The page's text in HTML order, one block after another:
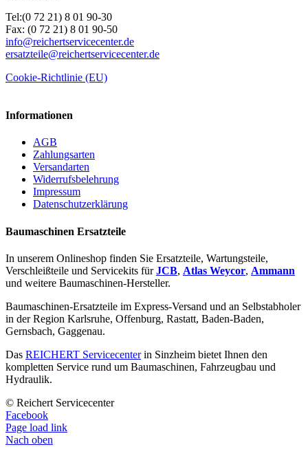
Tel:(0 72 21) 8 01 90-30
Fax: (0 72 21) 8 01 90-50
info@reichertservicecenter.de
ersatzteile@reichertservicecenter.de
Cookie-Richtlinie (EU)
Informationen
AGB
Zahlungsarten
Versandarten
Widerrufsbelehrung
Impressum
Datenschutzerklärung
Baumaschinen Ersatzteile
In unserem Onlineshop finden Sie Ersatzteile, Wartungsteile,
Verschleißteile und Servicekits fürJCB, Atlas Weycor, Ammann
und weitere Baumaschinen-Hersteller.
Baumaschinen-Ersatzteile im Express-Versand und an Selbstabholer
in der Region Karlsruhe, Offenburg, Rastatt, Baden-Baden,
Gernsbach, Gaggenau.
Das REICHERT Servicecenterin Sinzheim bietet Ihnen den
kompletten Service rund um Baumaschinen, Fahrzeugbau und
Hydraulik.
© Reichert Servicecenter
Facebook
Page load link
Nach oben